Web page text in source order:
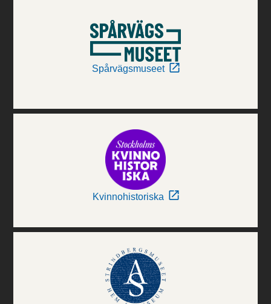
Spårvägsmuseet
Kvinnohistoriska